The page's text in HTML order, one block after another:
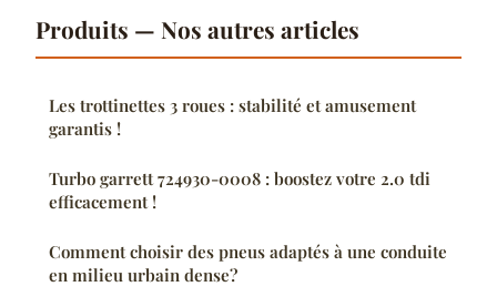
Produits — Nos autres articles
Les trottinettes 3 roues : stabilité et amusement
garantis !
Turbo garrett 724930-0008 : boostez votre 2.0 tdi
efficacement !
Comment choisir des pneus adaptés à une conduite
en milieu urbain dense?